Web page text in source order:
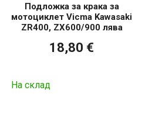
Подложка за крака за
мотоциклет Vicma Kawasaki
ZR400, ZX600/900 лява
18,80 €
На склад